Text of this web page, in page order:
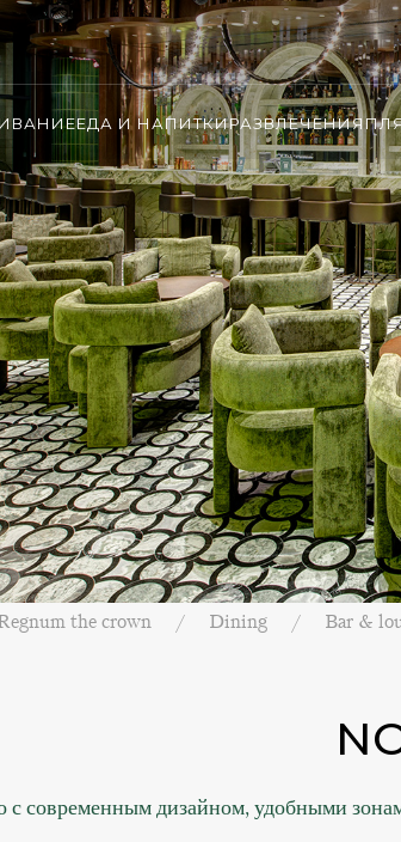
ЕДА И НАПИТКИРАЗВЛЕЧЕНИЯ
the crown Dining Bar &
с современным дизайном, удобными